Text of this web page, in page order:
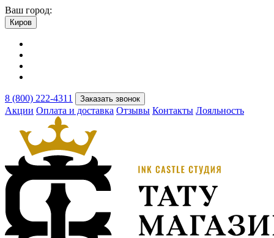
Ваш город:
Киров
8 (800) 222-4311 Заказать звонок
Акции Оплата и доставка Отзывы Контакты Лояльность